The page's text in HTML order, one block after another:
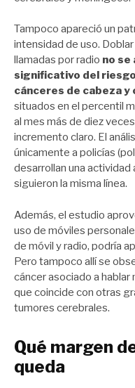
Tampoco apareció un
intensidad de uso.
llamadas por radio no se
significativo del
cánceres de cabeza y
situados en el percentil
al mes más de diez
incremento claro. El
únicamente a policías
desarrollan una
siguieron la misma línea.
Además, el estudio
uso de móviles
de móvil y radio, podría
Pero tampoco allí se
cáncer asociado a
que coincide con otras
tumores cerebrales.
Qué margen
queda